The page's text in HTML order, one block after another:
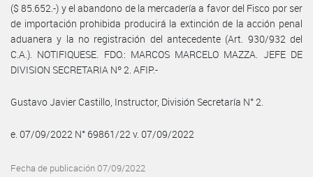
($ 85.652.-) y el abandono de la mercadería a favor del Fisco por ser
de importación prohibida producirá la extinción de la acción penal
aduanera y la no registración del antecedente (Art. 930/932 del
C.A.). NOTIFIQUESE. FDO.: MARCOS MARCELO MAZZA. JEFE DE
DIVISION SECRETARIA Nº 2. AFIP.-
Gustavo Javier Castillo, Instructor, División Secretaría N° 2.
e. 07/09/2022 N° 69861/22 v. 07/09/2022
Fecha de publicación 07/09/2022